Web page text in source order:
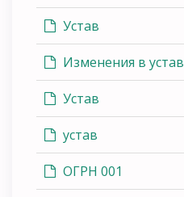
Устав
Изменения в устав
Устав
устав
ОГРН 001